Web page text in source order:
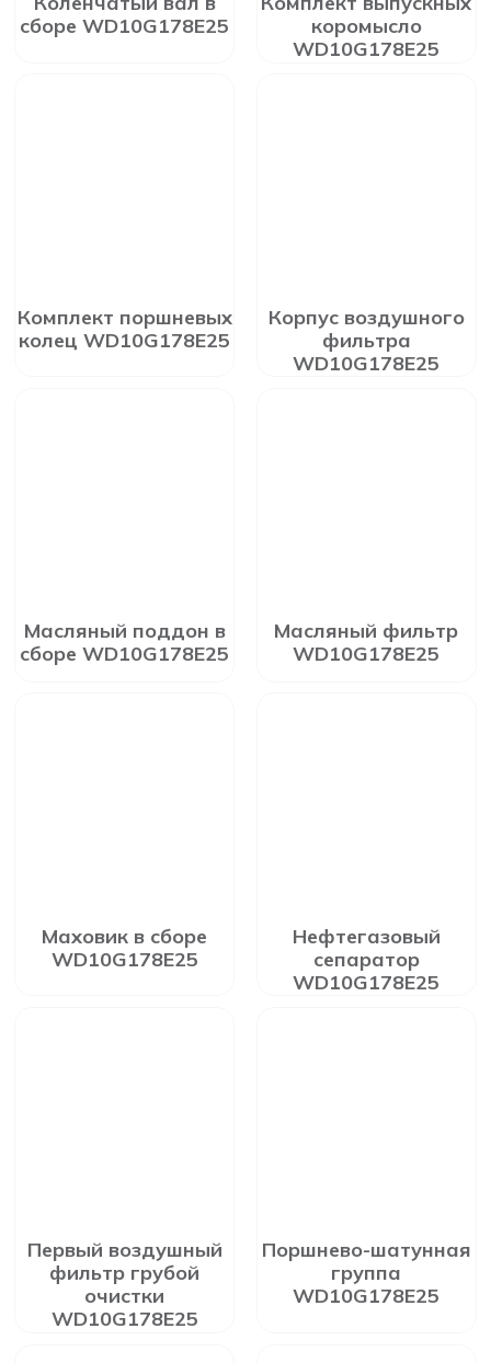
сборе WD10G178E25
коромысло
WD10G178E25
Комплект поршневых
колец WD10G178E25
Корпус воздушного
фильтра
WD10G178E25
Масляный поддон в
сборе WD10G178E25
Масляный фильтр
WD10G178E25
Маховик в сборе
WD10G178E25
Нефтегазовый
сепаратор
WD10G178E25
Первый воздушный
фильтр грубой
очистки
WD10G178E25
Поршнево-шатунная
группа
WD10G178E25